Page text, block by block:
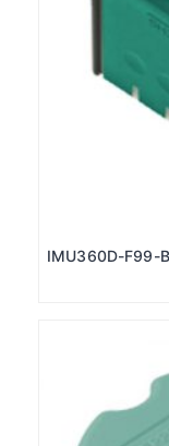
IMU360D-F99-